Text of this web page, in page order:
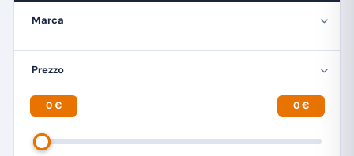
Marca
Prezzo
0 € 0 €